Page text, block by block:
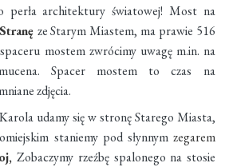
perła architektury światowej! Most na
ze Starym Miastem, ma prawie 516
spaceru mostem zwrócimy uwagę m.in. na
Spacer mostem to czas na
zdjęcia.
udamy się w stronę Starego Miasta,
staniemy pod słynnym zegarem
Zobaczymy rzeźbę spalonego na stosie